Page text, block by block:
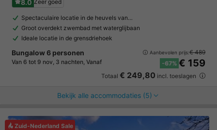
8.0 Zeer goed
Spectaculaire locatie in de heuvels van…
Groot overdekt zwembad met waterglijbaan
Ideale locatie in de grensdriehoek
Bungalow 6 personen
Van 6 tot 9 nov, 3 nachten, Vanaf
Aanbevolen prijs:€ 489
-67% € 159
Totaal € 249,80 incl. toeslagen
Bekijk alle accommodaties (5)
Zuid-Nederland Sale